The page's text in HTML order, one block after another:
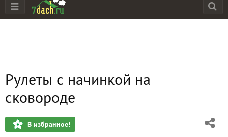
Рулеты с начинкой на
сковороде
В избранное!